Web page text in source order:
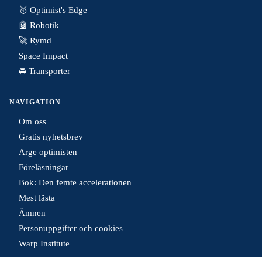
🥇 Optimist's Edge
🤖 Robotik
🚀 Rymd
Space Impact
🚘 Transporter
NAVIGATION
Om oss
Gratis nyhetsbrev
Arge optimisten
Föreläsningar
Bok: Den femte accelerationen
Mest lästa
Ämnen
Personuppgifter och cookies
Warp Institute